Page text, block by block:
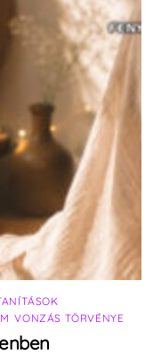
,VONZÁS TÖRVÉNYE